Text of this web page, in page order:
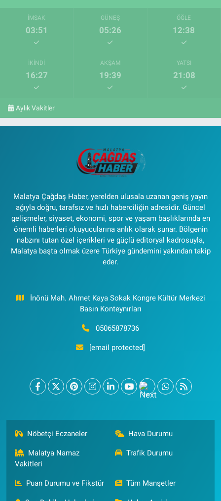
İMSAK
03:51
GÜNEŞ
05:26
ÖĞLE
12:38
İKINDI
16:27
AKŞAM
19:39
YATSI
21:08
Aylık Vakitler
Malatya Çağdaş Haber, yerelden ulusala uzanan geniş yayın
ağıyla doğru, tarafsız ve hızlı haberciliğin adresidir. Güncel
gelişmeler, siyaset, ekonomi, spor ve yaşam başlıklarında en
önemli haberleri okuyucularına anlık olarak sunar. Bölgenin
nabzını tutan özel içerikleri ve güçlü editoryal kadrosuyla,
Malatya başta olmak üzere Türkiye gündemini yakından takip
eder.
İnönü Mah. Ahmet Kaya Sokak Kongre Kültür Merkezi
Basın Konteynırları
05065878736
[email protected]
Nöbetçi Eczaneler Hava Durumu
Malatya Namaz
Vakitleri
Trafik Durumu
Puan Durumu ve Fikstür Tüm Manşetler